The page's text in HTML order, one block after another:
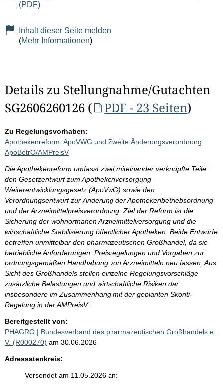
(PDF)
Inhalt dieser Seite melden
(Mehr Informationen)
Details zu Stellungnahme/Gutachten
SG2606260126 (
PDF - 23 Seiten)
Zu Regelungsvorhaben:
Apothekenreform: ApoVWG und Zweite Änderungsverordnung
ApoBetrO/AMPreisV
Die Apothekenreform umfasst zwei miteinander verknüpfte Teile:
den Gesetzentwurf zum Apothekenversorgung-
Weiterentwicklungsgesetz (ApoVwG) sowie den
Verordnungsentwurf zur Änderung der Apothekenbetriebsordnung
und der Arzneimittelpreisverordnung. Ziel der Reform ist die
Sicherung der wohnortnahen Arzneimittelversorgung und die
wirtschaftliche Stabilisierung öffentlicher Apotheken. Beide Entwürfe
betreffen unmittelbar den pharmazeutischen Großhandel, da sie
betriebliche Anforderungen, Preisregelungen und Vorgaben zur
ordnungsgemäßen Handhabung von Arzneimitteln neu fassen. Aus
Sicht des Großhandels stellen einzelne Regelungsvorschläge
zusätzliche Belastungen und wirtschaftliche Risiken dar,
insbesondere im Zusammenhang mit der geplanten Skonti-
Regelung in der AMPreisV.
Bereitgestellt von:
PHAGRO | Bundesverband des pharmazeutischen Großhandels e.
V. (R000270) am 30.06.2026
Adressatenkreis:
Versendet am 11.05.2026 an: